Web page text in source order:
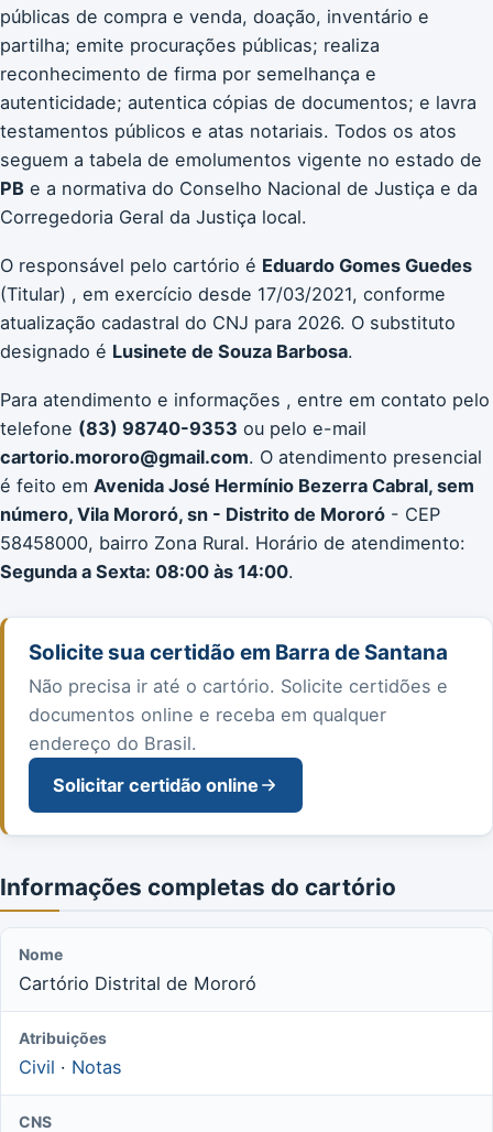
públicas de compra e venda, doação, inventário e
partilha; emite procurações públicas; realiza
reconhecimento de firma por semelhança e
autenticidade; autentica cópias de documentos; e lavra
testamentos públicos e atas notariais. Todos os atos
seguem a tabela de emolumentos vigente no estado de
PB e a normativa do Conselho Nacional de Justiça e da
Corregedoria Geral da Justiça local.
O responsável pelo cartório é Eduardo Gomes Guedes
(Titular) , em exercício desde 17/03/2021, conforme
atualização cadastral do CNJ para 2026. O substituto
designado é Lusinete de Souza Barbosa.
Para atendimento e informações , entre em contato pelo
telefone (83) 98740-9353 ou pelo e-mail
cartorio.mororo@gmail.com. O atendimento presencial
é feito em Avenida José Hermínio Bezerra Cabral, sem
número, Vila Mororó, sn - Distrito de Mororó - CEP
58458000, bairro Zona Rural. Horário de atendimento:
Segunda a Sexta: 08:00 às 14:00.
Solicite sua certidão em Barra de Santana
Não precisa ir até o cartório. Solicite certidões e
documentos online e receba em qualquer
endereço do Brasil.
Solicitar certidão online
Informações completas do cartório
Nome
Cartório Distrital de Mororó
Atribuições
Civil · Notas
CNS